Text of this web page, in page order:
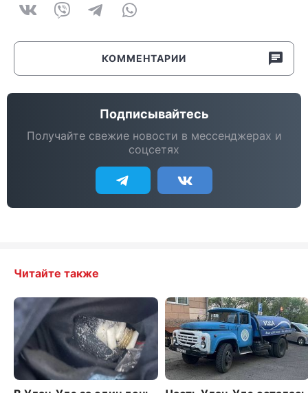
КОММЕНТАРИИ
Подписывайтесь
Получайте свежие новости в мессенджерах и
соцсетях
Читайте также